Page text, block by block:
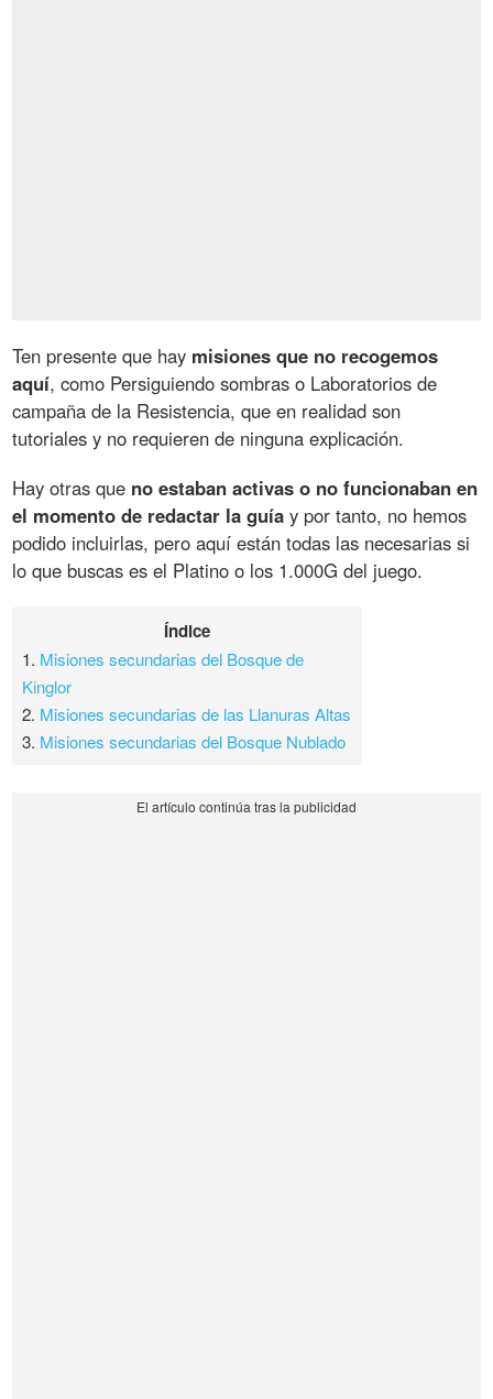
Ten presente que hay misiones que no recogemos
aquí, como Persiguiendo sombras o Laboratorios de
campaña de la Resistencia, que en realidad son
tutoriales y no requieren de ninguna explicación.
Hay otras que no estaban activas o no funcionaban en
el momento de redactar la guía y por tanto, no hemos
podido incluirlas, pero aquí están todas las necesarias si
lo que buscas es el Platino o los 1.000G del juego.
Índice
1. Misiones secundarias del Bosque de
Kinglor
2. Misiones secundarias de las Llanuras Altas
3. Misiones secundarias del Bosque Nublado